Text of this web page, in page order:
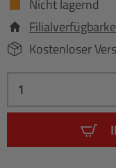
Nicht lagernd
Kostenloser